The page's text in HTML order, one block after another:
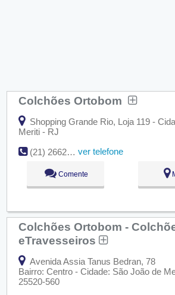
Colchões Ortobom
Shopping Grande Rio, Loja 119 -
Meriti - RJ
(21) 2662-6755
ver telefone
Comente
Colchões Ortobom -
eTravesseiros
Avenida Assia Tanus Bedran, 78
Bairro: Centro - Cidade: São João de
25520-560